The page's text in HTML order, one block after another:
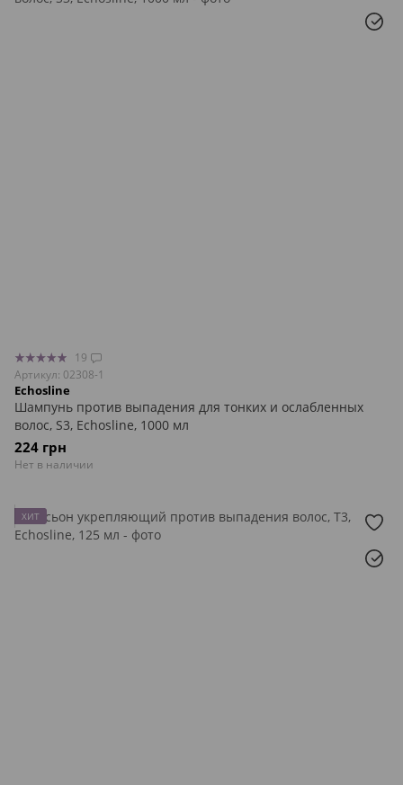
19
Артикул: 02308-1
Echosline
Шампунь против выпадения для тонких и ослабленных
волос, S3, Echosline, 1000 мл
224 грн
Нет в наличии
ХИТ